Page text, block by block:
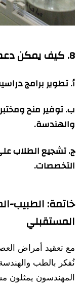
8. كيف يمكن دعم هذا الجيل في العالم العربي؟
أ. تطوير برامج
ب. توفير منح
والهندسة.
ج. تشجيع الطلاب
التخصصات.
خاتمة: الطبيب-
المستقبلي
مع تعقيد أمراض
نُفكر بالطب
المهندسون يمثلون